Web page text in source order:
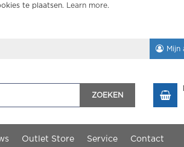
te plaatsen. Learn more.
Mijn
ZOEKEN
Outlet Store Service Contact